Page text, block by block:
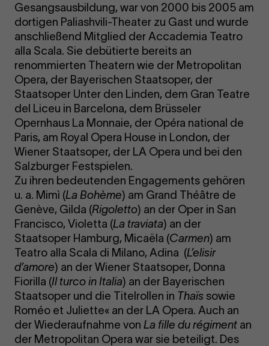
Gesangsausbildung, war von 2000 bis 2005 am
dortigen Paliashvili-Theater zu Gast und wurde
anschließend Mitglied der Accademia Teatro
alla Scala. Sie debütierte bereits an
renommierten Theatern wie der Metropolitan
Opera, der Bayerischen Staatsoper, der
Staatsoper Unter den Linden, dem Gran Teatre
del Liceu in Barcelona, dem Brüsseler
Opernhaus La Monnaie, der Opéra national de
Paris, am Royal Opera House in London, der
Wiener Staatsoper, der LA Opera und bei den
Salzburger Festspielen.
Zu ihren bedeutenden Engagements gehören
u. a. Mimì (La Bohème) am Grand Théâtre de
Genève, Gilda (Rigoletto) an der Oper in San
Francisco, Violetta (La traviata) an der
Staatsoper Hamburg, Micaëla (Carmen) am
Teatro alla Scala di Milano, Adina (L’elisir
d’amore) an der Wiener Staatsoper, Donna
Fiorilla (Il turco in Italia) an der Bayerischen
Staatsoper und die Titelrollen in Thaïs sowie
Roméo et Juliette« an der LA Opera. Auch an
der Wiederaufnahme von La fille du régiment an
der Metropolitan Opera war sie beteiligt. Des